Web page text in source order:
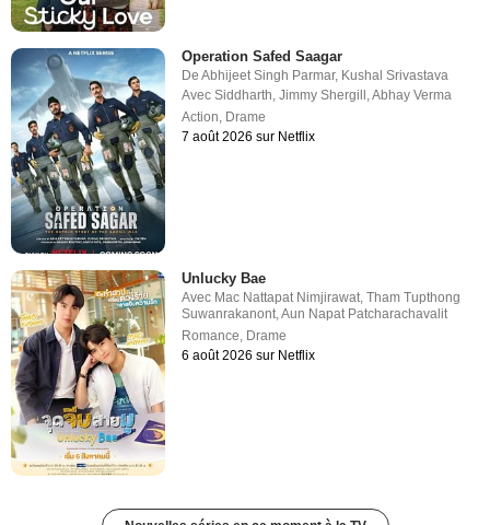
Operation Safed Saagar
DeAbhijeet Singh Parmar, Kushal Srivastava
AvecSiddharth ,Jimmy Shergill ,Abhay Verma
Action Drame
7 août 2026 sur Netflix
Unlucky Bae
Avec Mac Nattapat Nimjirawat,Tham Tupthong
Suwanrakanont,Aun Napat Patcharachavalit
Romance, Drame
6 août 2026 sur Netflix